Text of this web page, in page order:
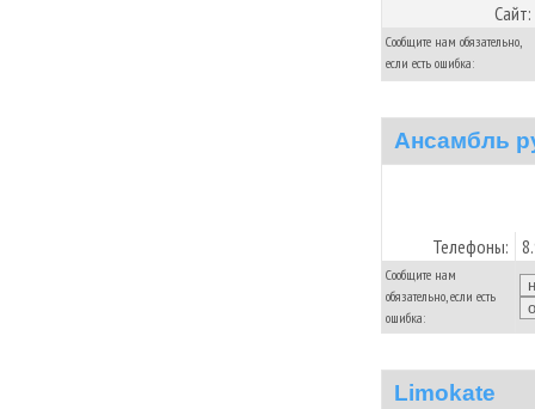
Сайт:
Сообщите нам обязательно,
если есть ошибка:
Ансамбль
Телефоны:
Сообщите нам
обязательно, если есть
ошибка:
Limokate